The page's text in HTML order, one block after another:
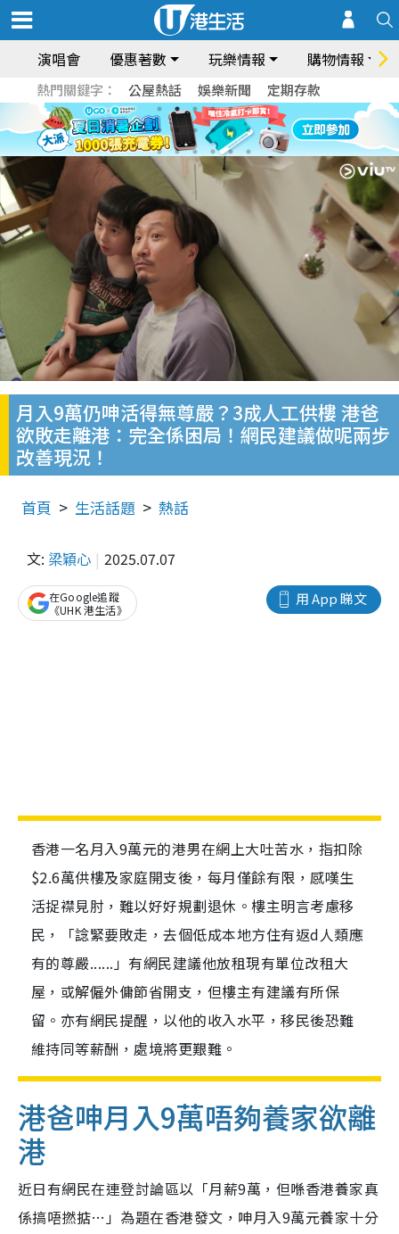
演唱會 優惠著數 玩樂情報 購物情報
熱門關鍵字： 公屋熱話 娛樂新聞 定期存款
月入9萬仍呻活得無尊嚴？3成人工供樓 港爸
欲敗走離港：完全係困局！網民建議做呢兩步
改善現況！
首頁 生活話題 熱話
文: 梁穎心 2025.07.07
用 App 睇文
在Google追蹤
《UHK 港生活》
香港一名月入9萬元的港男在網上大吐苦水，指扣除
$2.6萬供樓及家庭開支後，每月僅餘有限，感嘆生
活捉襟見肘，難以好好規劃退休。樓主明言考慮移
民，「諗緊要敗走，去個低成本地方住有返d人類應
有的尊嚴......」有網民建議他放租現有單位改租大
屋，或解僱外傭節省開支，但樓主有建議有所保
留。亦有網民提醒，以他的收入水平，移民後恐難
維持同等薪酬，處境將更艱難。
港爸呻月入9萬唔夠養家欲離
港
近日有網民在連登討論區以「月薪9萬，但喺香港養家真
係搞唔撚掂…」為題在香港發文，呻月入9萬元養家十分